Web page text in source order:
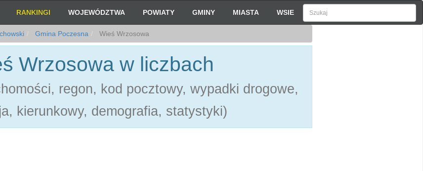
RANKINGI WOJEWÓDZTWA POWIATY GMINY MIASTA WSIE
Gmina Poczesna Wieś Wrzosowa
Wrzosowa w liczbach
regon, kod pocztowy, wypadki drogowe,
kierunkowy, demografia, statystyki)